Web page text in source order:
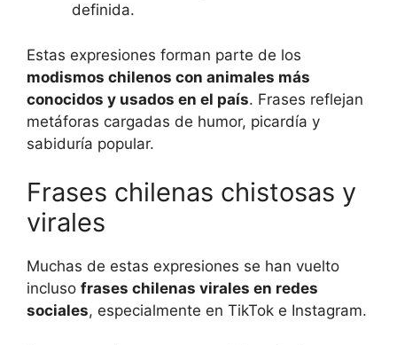
definida.
Estas expresiones forman parte de los
modismos chilenos con animales más
conocidos y usados en el país. Frases reflejan
metáforas cargadas de humor, picardía y
sabiduría popular.
Frases chilenas chistosas y
virales
Muchas de estas expresiones se han vuelto
incluso frases chilenas virales en redes
sociales, especialmente en TikTok e Instagram.